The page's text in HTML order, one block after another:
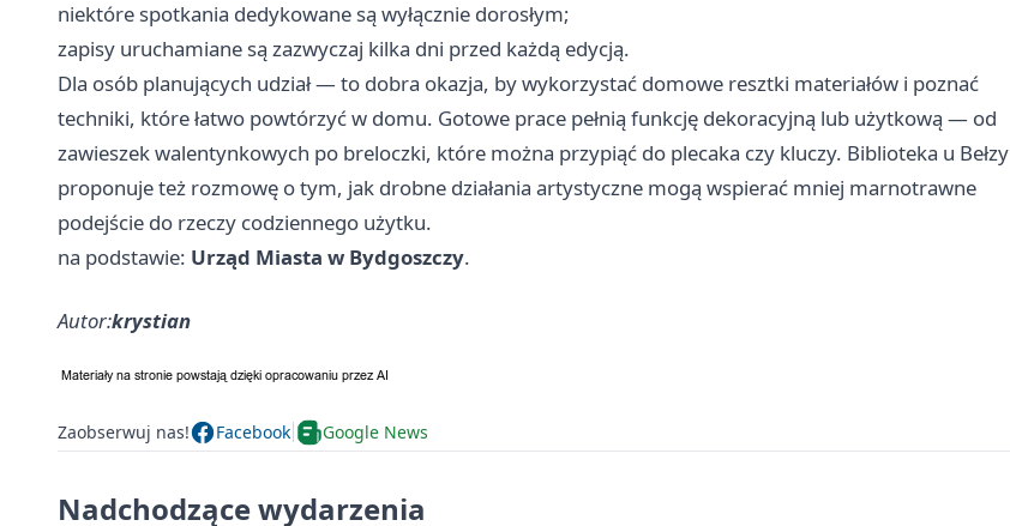
niektóre spotkania dedykowane są wyłącznie dorosłym;
zapisy uruchamiane są zazwyczaj kilka dni przed każdą edycją.
Dla osób planujących udział — to dobra okazja, by wykorzystać domowe resztki materiałów i poznać
techniki, które łatwo powtórzyć w domu. Gotowe prace pełnią funkcję dekoracyjną lub użytkową — od
zawieszek walentynkowych po breloczki, które można przypiąć do plecaka czy kluczy. Biblioteka u Bełzy
proponuje też rozmowę o tym, jak drobne działania artystyczne mogą wspierać mniej marnotrawne
podejście do rzeczy codziennego użytku.
na podstawie: Urząd Miasta w Bydgoszczy.
Autor:krystian
Zaobserwuj nas! Facebook Google News
Nadchodzące wydarzenia